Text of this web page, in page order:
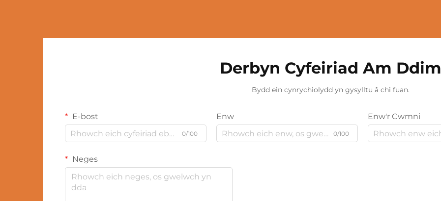
Derbyn Cyfeiriad Am Ddim
Bydd ein cynrychiolydd yn gysylltu â chi fuan.
E-bost
0/100
Enw
0/100
Enw'r Cwmni
Neges